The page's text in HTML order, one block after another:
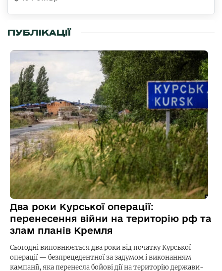
ПУБЛІКАЦІЇ
Два роки Курської операції:
перенесення війни на територію рф та
злам планів Кремля
Сьогодні виповнюється два роки від початку Курської
операції — безпрецедентної за задумом і виконанням
кампанії, яка перенесла бойові дії на територію держави-